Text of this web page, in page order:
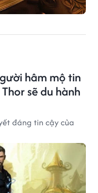
hâm mộ tin
sẽ du hành
đáng tin cậy của